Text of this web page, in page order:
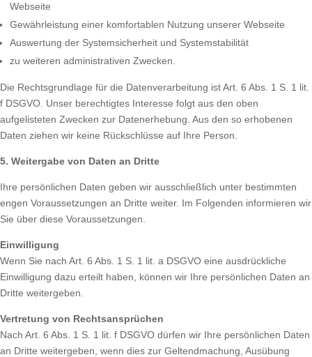
Webseite
Gewährleistung einer komfortablen Nutzung unserer Webseite
Auswertung der Systemsicherheit und Systemstabilität
zu weiteren administrativen Zwecken.
Die Rechtsgrundlage für die Datenverarbeitung ist Art. 6 Abs. 1 S. 1 lit.
f DSGVO. Unser berechtigtes Interesse folgt aus den oben
aufgelisteten Zwecken zur Datenerhebung. Aus den so erhobenen
Daten ziehen wir keine Rückschlüsse auf Ihre Person.
5. Weitergabe von Daten an Dritte
Ihre persönlichen Daten geben wir ausschließlich unter bestimmten
engen Voraussetzungen an Dritte weiter. Im Folgenden informieren wir
Sie über diese Voraussetzungen.
Einwilligung
Wenn Sie nach Art. 6 Abs. 1 S. 1 lit. a DSGVO eine ausdrückliche
Einwilligung dazu erteilt haben, können wir Ihre persönlichen Daten an
Dritte weitergeben.
Vertretung von Rechtsansprüchen
Nach Art. 6 Abs. 1 S. 1 lit. f DSGVO dürfen wir Ihre persönlichen Daten
an Dritte weitergeben, wenn dies zur Geltendmachung, Ausübung